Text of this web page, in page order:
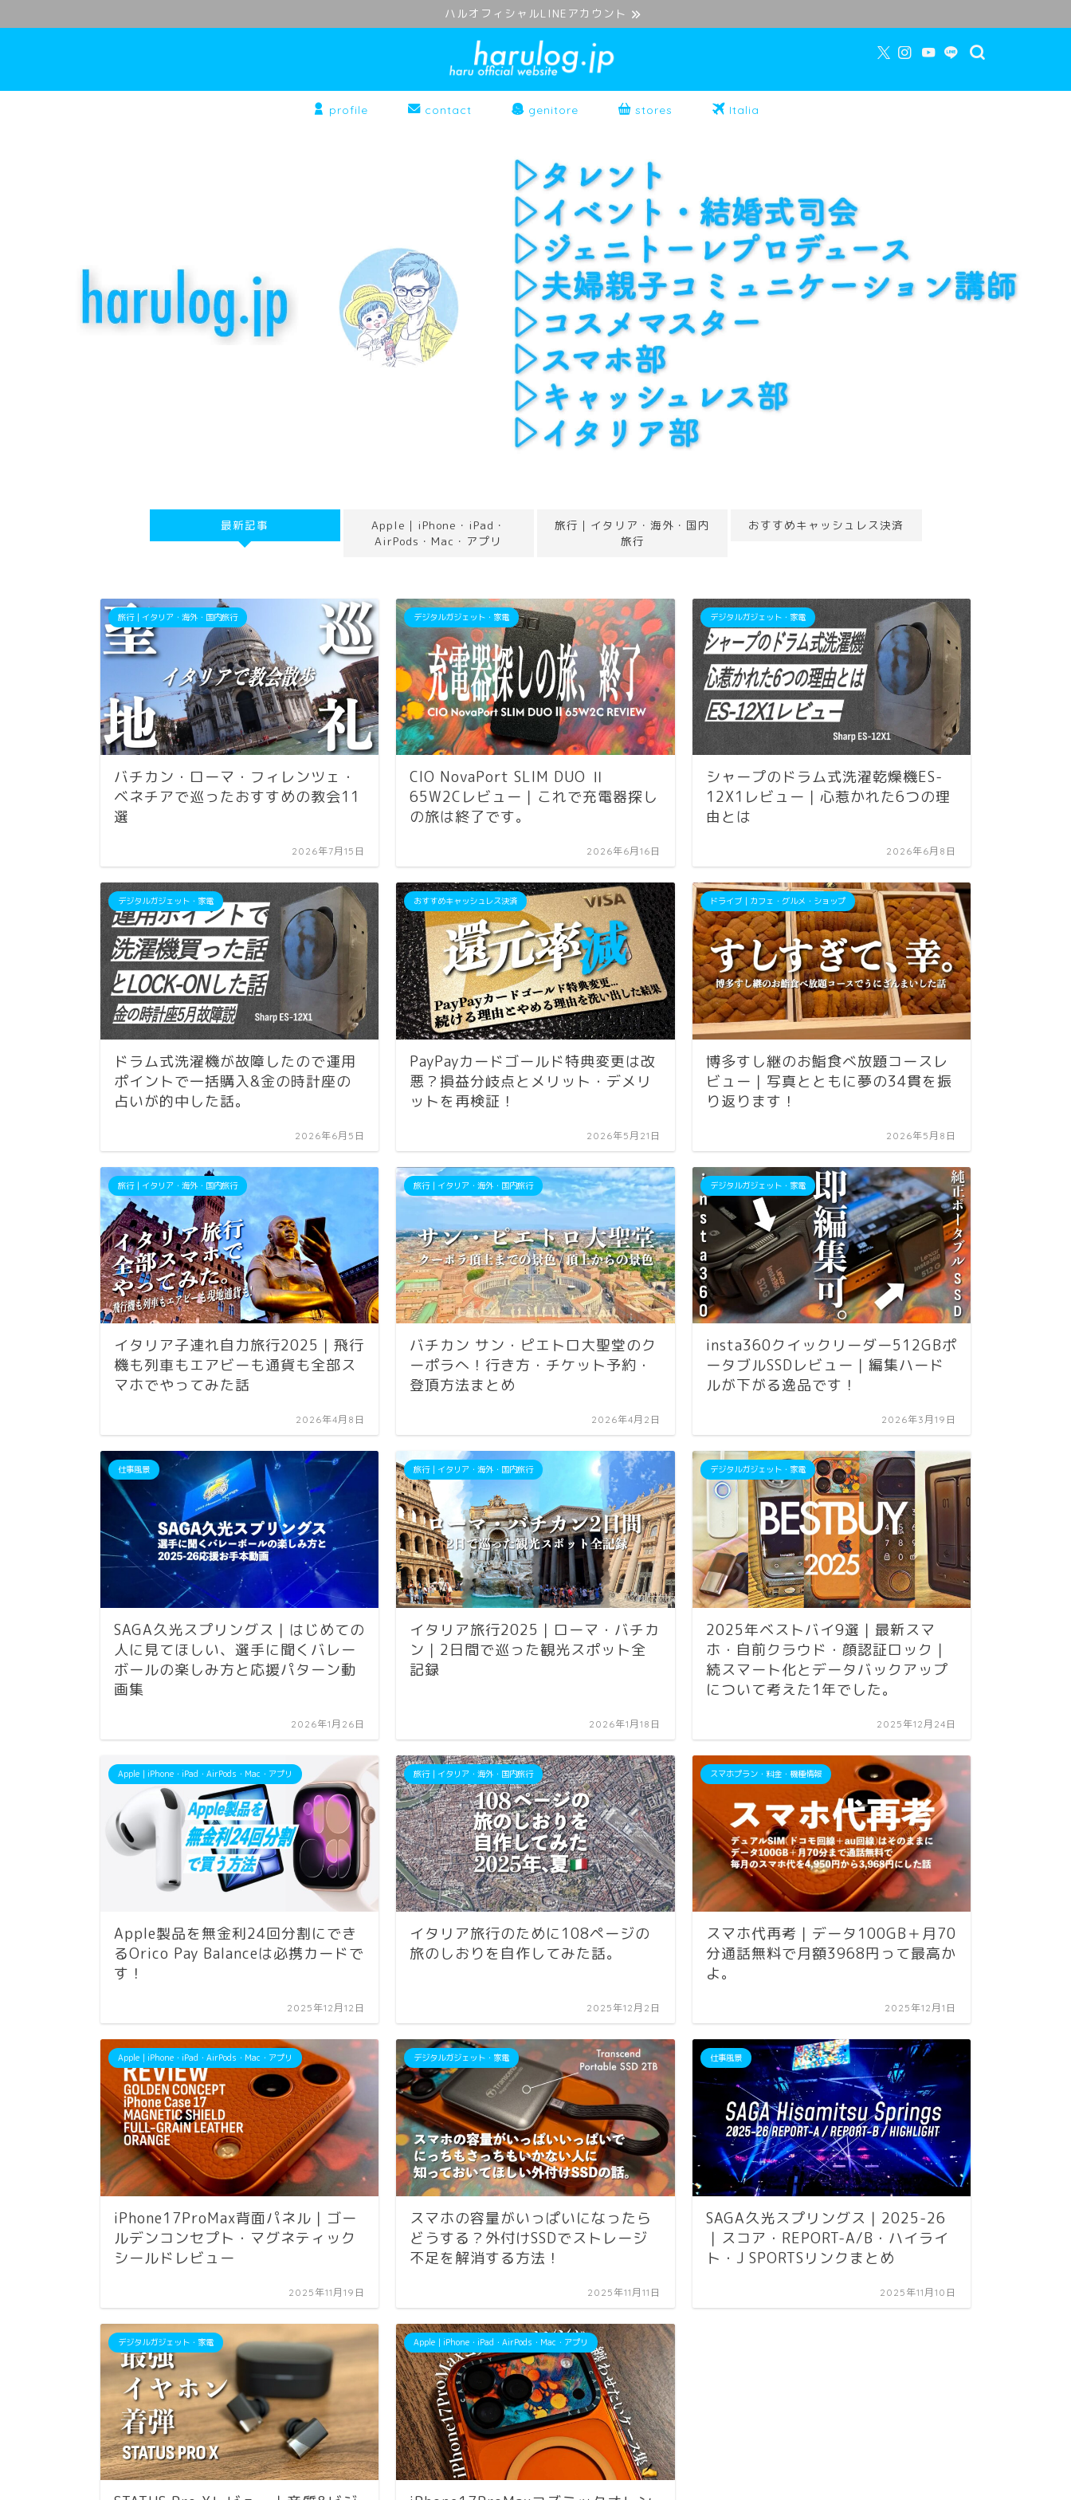
ハルオフィシャルLINEアカウント
profile contact genitore stores Italia
最新記事
Apple｜iPhone・iPad・
AirPods・Mac・アプリ
旅行｜イタリア・海外・国内
旅行
おすすめキャッシュレス決済
旅行｜イタリア・海外・国内旅行
バチカン・ローマ・フィレンツェ・
ベネチアで巡ったおすすめの教会11
選
2026年7月15日
デジタルガジェット・家電
CIO NovaPort SLIM DUO Ⅱ
65W2Cレビュー｜これで充電器探し
の旅は終了です。
2026年6月16日
デジタルガジェット・家電
シャープのドラム式洗濯乾燥機ES-
12X1レビュー｜心惹かれた6つの理
由とは
2026年6月8日
デジタルガジェット・家電
ドラム式洗濯機が故障したので運用
ポイントで一括購入&金の時計座の
占いが的中した話。
2026年6月5日
おすすめキャッシュレス決済
PayPayカードゴールド特典変更は改
悪？損益分岐点とメリット・デメリ
ットを再検証！
2026年5月21日
ドライブ｜カフェ・グルメ・ショップ
博多すし継のお鮨食べ放題コースレ
ビュー｜写真とともに夢の34貫を振
り返ります！
2026年5月8日
旅行｜イタリア・海外・国内旅行
イタリア子連れ自力旅行2025｜飛行
機も列車もエアビーも通貨も全部ス
マホでやってみた話
2026年4月8日
旅行｜イタリア・海外・国内旅行
バチカン サン・ピエトロ大聖堂のク
ーポラへ！行き方・チケット予約・
登頂方法まとめ
2026年4月2日
デジタルガジェット・家電
insta360クイックリーダー512GBポ
ータブルSSDレビュー｜編集ハード
ルが下がる逸品です！
2026年3月19日
仕事風景
SAGA久光スプリングス｜はじめての
人に見てほしい、選手に聞くバレー
ボールの楽しみ方と応援パターン動
画集
2026年1月26日
旅行｜イタリア・海外・国内旅行
イタリア旅行2025｜ローマ・バチカ
ン｜2日間で巡った観光スポット全
記録
2026年1月18日
デジタルガジェット・家電
2025年ベストバイ9選｜最新スマ
ホ・自前クラウド・顔認証ロック｜
続スマート化とデータバックアップ
について考えた1年でした。
2025年12月24日
Apple｜iPhone・iPad・AirPods・Mac・アプリ
Apple製品を無金利24回分割にでき
るOrico Pay Balanceは必携カードで
す！
2025年12月12日
旅行｜イタリア・海外・国内旅行
イタリア旅行のために108ページの
旅のしおりを自作してみた話。
2025年12月2日
スマホプラン・料金・機種情報
スマホ代再考｜データ100GB＋月70
分通話無料で月額3968円って最高か
よ。
2025年12月1日
Apple｜iPhone・iPad・AirPods・Mac・アプリ
iPhone17ProMax背面パネル｜ゴー
ルデンコンセプト・マグネティック
シールドレビュー
2025年11月19日
デジタルガジェット・家電
スマホの容量がいっぱいになったら
どうする？外付けSSDでストレージ
不足を解消する方法！
2025年11月11日
仕事風景
SAGA久光スプリングス｜2025-26
｜スコア・REPORT-A/B・ハイライ
ト・J SPORTSリンクまとめ
2025年11月10日
デジタルガジェット・家電 Apple｜iPhone・iPad・AirPods・Mac・アプリ